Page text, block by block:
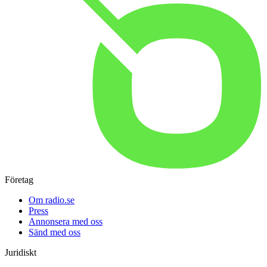
Företag
Om radio.se
Press
Annonsera med oss
Sänd med oss
Juridiskt